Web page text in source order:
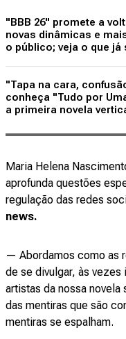
"BBB 26" promete a
novas dinâmicas e
o público; veja o que já
"Tapa na cara,
conheça "Tudo por
a primeira novela
Maria Helena
aprofunda questões
regulação das redes
news.
— Abordamos como as
de se divulgar, às vezes
artistas da nossa
das mentiras que são
mentiras se espalham.